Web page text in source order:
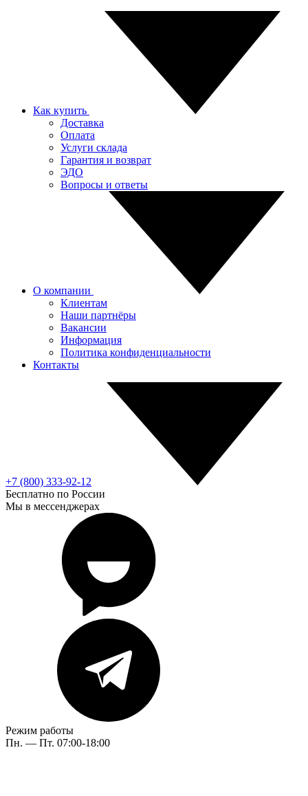
Как купить
Доставка
Оплата
Услуги склада
Гарантия и возврат
ЭДО
Вопросы и ответы
О компании
Клиентам
Наши партнёры
Вакансии
Информация
Политика конфиденциальности
Контакты
+7 (800) 333-92-12
Бесплатно по России
Мы в мессенджерах
Режим работы
Пн. — Пт. 07:00-18:00